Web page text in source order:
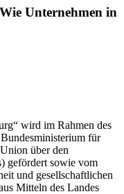
Unternehmen in
wird im Rahmen des
für
über den
gefördert sowie vom
und gesellschaftlichen
Mitteln des Landes